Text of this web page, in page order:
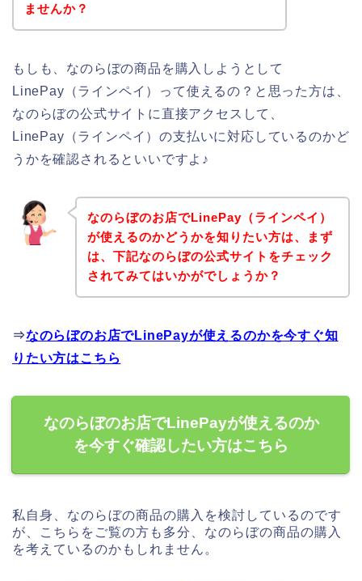
ませんか？
もしも、なのらぼの商品を購入しようとして
LinePay（ラインペイ）って使えるの？と思った方は、
なのらぼの公式サイトに直接アクセスして、
LinePay（ラインペイ）の支払いに対応しているのかど
うかを確認されるといいですよ♪
なのらぼのお店でLinePay（ラインペイ）
が使えるのかどうかを知りたい方は、まず
は、下記なのらぼの公式サイトをチェック
されてみてはいかがでしょうか？
⇒なのらぼのお店でLinePayが使えるのかを今すぐ知
りたい方はこちら
なのらぼのお店でLinePayが使えるのか
を今すぐ確認したい方はこちら
私自身、なのらぼの商品の購入を検討しているのです
が、こちらをご覧の方も多分、なのらぼの商品の購入
を考えているのかもしれません。